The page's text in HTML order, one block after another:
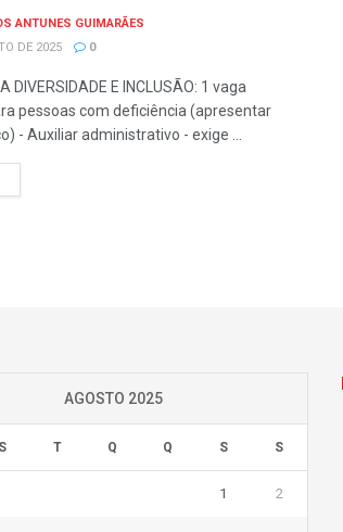
ANTUNES GUIMARÃES
DE 2025
0
DIVERSIDADE E INCLUSÃO: 1 vaga
pessoas com deficiência (apresentar
- Auxiliar administrativo - exige ...
AGOSTO 2025
S T Q Q S S
1 2